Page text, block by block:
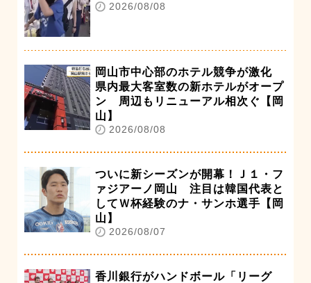
2026/08/08
岡山市中心部のホテル競争が激化
県内最大客室数の新ホテルがオープ
ン 周辺もリニューアル相次ぐ【岡
山】
2026/08/08
ついに新シーズンが開幕！Ｊ１・フ
ァジアーノ岡山 注目は韓国代表と
してＷ杯経験のナ・サンホ選手【岡
山】
2026/08/07
香川銀行がハンドボール「リーグ